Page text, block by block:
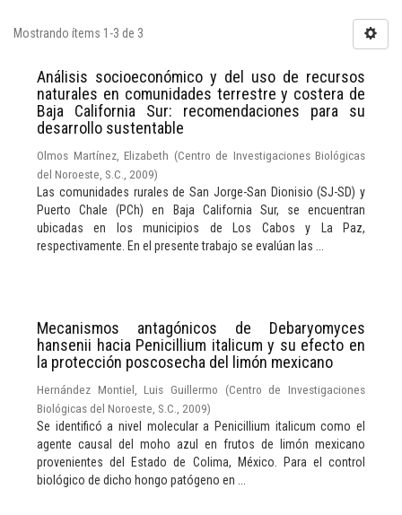
Mostrando ítems 1-3 de 3
Análisis socioeconómico y del uso de recursos
naturales en comunidades terrestre y costera de
Baja California Sur: recomendaciones para su
desarrollo sustentable
Olmos Martínez, Elizabeth (Centro de Investigaciones Biológicas
del Noroeste, S.C.
2009)
Las comunidades rurales de San Jorge-San Dionisio (SJ-SD) y
Puerto Chale (PCh) en Baja California Sur, se encuentran
ubicadas en los municipios de Los Cabos y La Paz,
respectivamente. En el presente trabajo se evalúan las ...
Mecanismos antagónicos de Debaryomyces
hansenii hacia Penicillium italicum y su efecto en
la protección poscosecha del limón mexicano
Hernández Montiel, Luis Guillermo (Centro de Investigaciones
Biológicas del Noroeste, S.C.
2009)
Se identificó a nivel molecular a Penicillium italicum como el
agente causal del moho azul en frutos de limón mexicano
provenientes del Estado de Colima, México. Para el control
biológico de dicho hongo patógeno en ...